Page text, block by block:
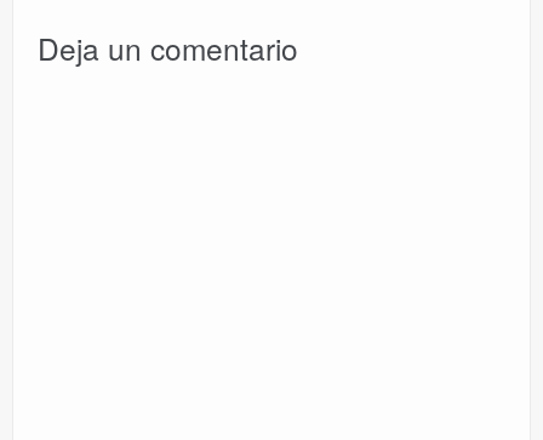
Deja un comentario